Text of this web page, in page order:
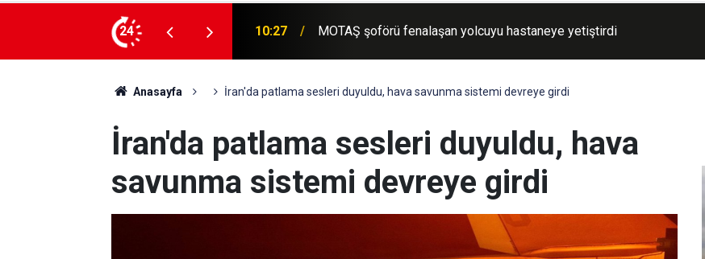
24
hastaneye yetiştirdi 10:24
Etna Yanardağı yeniden faaliyete geçti: Lav ve kül bulutu hava ulaşımını
olumsuz etkiledi
Anasayfa İran'da patlama sesleri duyuldu, hava savunma sistemi devreye girdi
İran'da patlama sesleri duyuldu, hava
savunma sistemi devreye girdi